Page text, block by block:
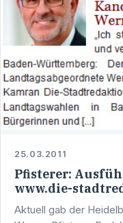
25.03.2011
Pfisterer:
www.die-
Aktuell gab der